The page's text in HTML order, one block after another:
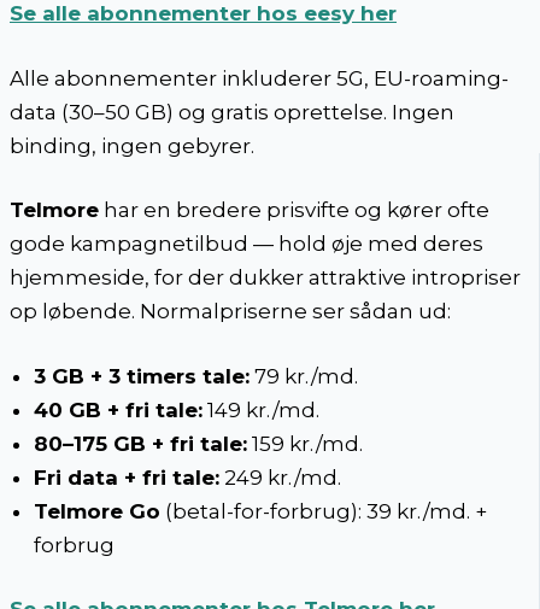
Se alle abonnementer hos eesy her
Alle abonnementer inkluderer 5G, EU-roaming-
data (30–50 GB) og gratis oprettelse. Ingen
binding, ingen gebyrer.
Telmore har en bredere prisvifte og kører ofte
gode kampagnetilbud — hold øje med deres
hjemmeside, for der dukker attraktive intropriser
op løbende. Normalpriserne ser sådan ud:
3 GB + 3 timers tale: 79 kr./md.
40 GB + fri tale: 149 kr./md.
80–175 GB + fri tale: 159 kr./md.
Fri data + fri tale: 249 kr./md.
Telmore Go (betal-for-forbrug): 39 kr./md. +
forbrug